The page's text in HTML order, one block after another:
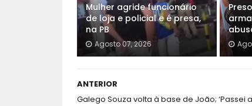
Mulher agride funcionário
de loja e policial e é presa,
na PB
Agosto 07, 2026
ANTERIOR
Galego Souza volta à base de João; ‘Passei a